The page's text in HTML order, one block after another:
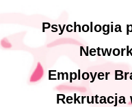
Psychologia
Employer
Rekrutacja